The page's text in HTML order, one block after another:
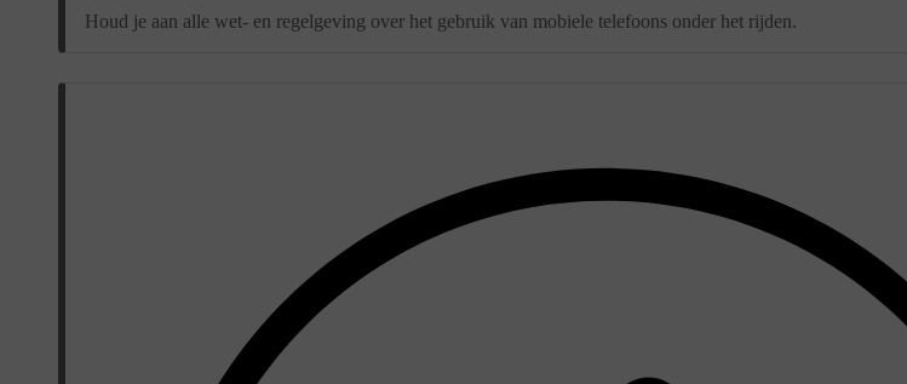
Houd je aan alle wet- en regelgeving over het gebruik van mobiele telefoons onder het rijden.